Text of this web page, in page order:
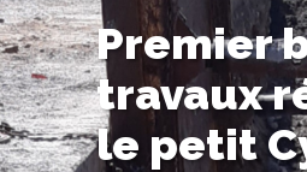
Premier
travaux
le petit